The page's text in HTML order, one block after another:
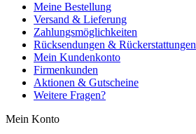
Meine Bestellung
Versand & Lieferung
Zahlungsmöglichkeiten
Rücksendungen & Rückerstattungen
Mein Kundenkonto
Firmenkunden
Aktionen & Gutscheine
Weitere Fragen?
Mein Konto